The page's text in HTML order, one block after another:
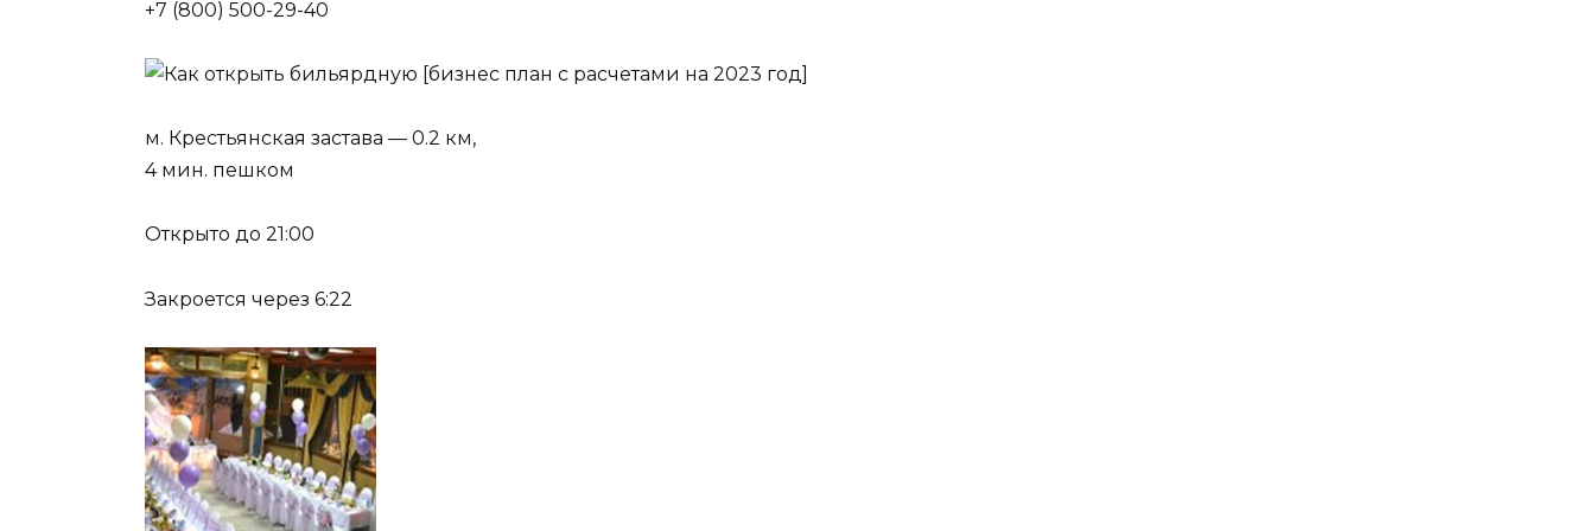
+7 (800) 500-29-40
м. Крестьянская застава — 0.2 км,
4 мин. пешком
Открыто до 21:00
Закроется через 6:22